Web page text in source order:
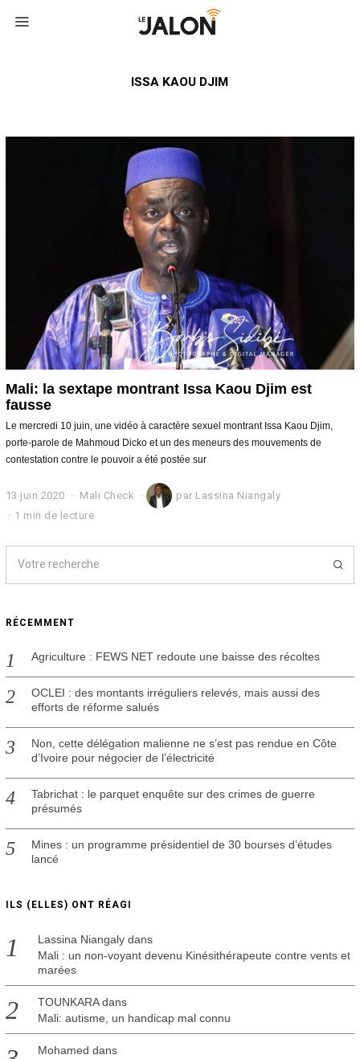
ISSA KAOU DJIM
Mali: la sextape montrant Issa Kaou Djim est
fausse
Le mercredi 10 juin, une vidéo à caractère sexuel montrant Issa Kaou Djim,
porte-parole de Mahmoud Dicko et un des meneurs des mouvements de
contestation contre le pouvoir a été postée sur
13 juin 2020
8
j
n
2
0
Mali Check par Lassina Niangaly
1 min de lecture
RÉCEMMENT
Agriculture : FEWS NET redoute une baisse des récoltes
OCLEI : des montants irréguliers relevés, mais aussi des
efforts de réforme salués
Non, cette délégation malienne ne s’est pas rendue en Côte
d’Ivoire pour négocier de l’électricité
Tabrichat : le parquet enquête sur des crimes de guerre
présumés
Mines : un programme présidentiel de 30 bourses d’études
lancé
ILS (ELLES) ONT RÉAGI
Lassina Niangalydans
Mali : un non-voyant devenu Kinésithérapeute contre vents et
marées
TOUNKARAdans
Mali: autisme, un handicap mal connu
Mohamed dans